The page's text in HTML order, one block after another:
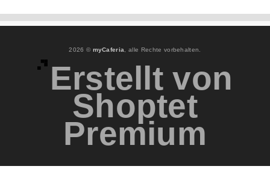
2026 © myCaferia, alle Rechte vorbehalten.
Erstellt von
Shoptet
Premium